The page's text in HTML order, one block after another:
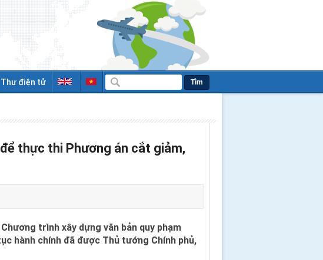
Thư điện tử Tìm
thực thi Phương án cắt giảm,
trình xây dựng văn bản quy phạm
hành chính đã được Thủ tướng Chính phủ,